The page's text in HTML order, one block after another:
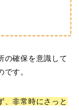
の確保を意識して
す。
、非常時にさっと